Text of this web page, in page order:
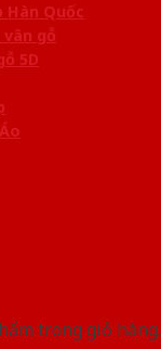
Hàn Quốc
gỗ
5D
trong giỏ hàng.